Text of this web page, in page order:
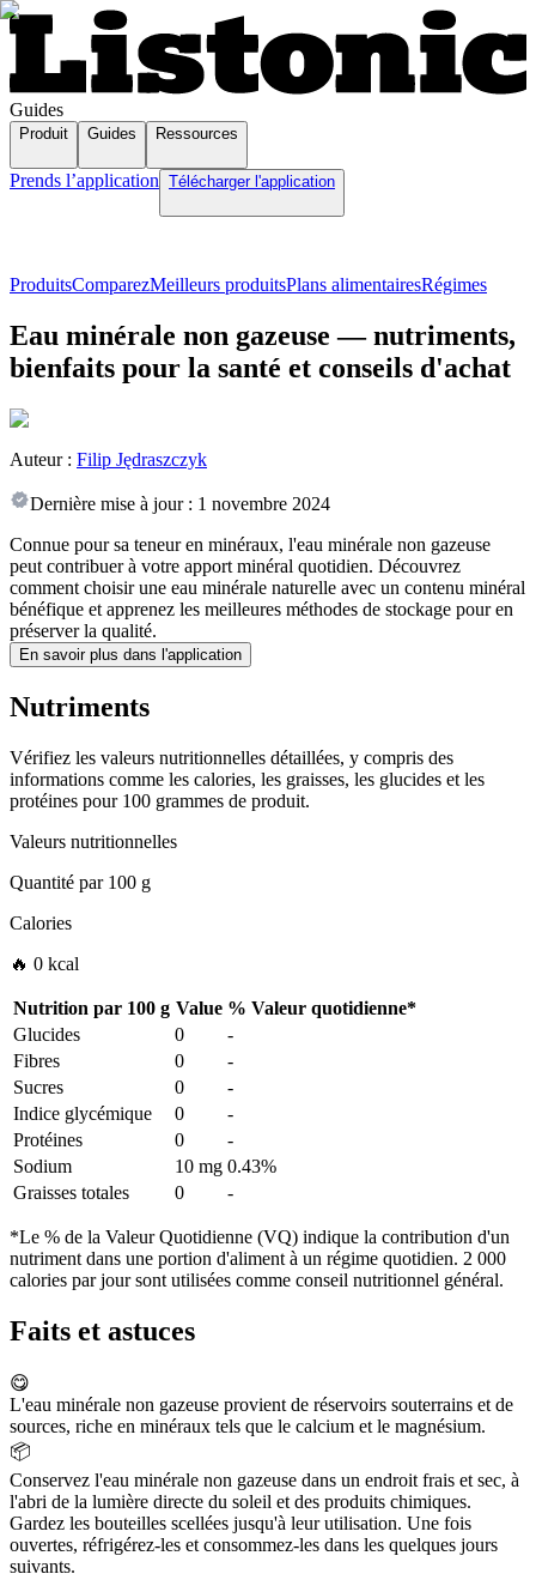
Guides
Produit Guides Ressources
Prends l’application Télécharger l'application
ProduitsComparezMeilleurs produitsPlans alimentairesRégimes
Eau minérale non gazeuse — nutriments,
bienfaits pour la santé et conseils d'achat
Auteur : Filip Jędraszczyk
Dernière mise à jour : 1 novembre 2024
Connue pour sa teneur en minéraux, l'eau minérale non gazeuse
peut contribuer à votre apport minéral quotidien. Découvrez
comment choisir une eau minérale naturelle avec un contenu minéral
bénéfique et apprenez les meilleures méthodes de stockage pour en
préserver la qualité.
En savoir plus dans l'application
Nutriments
Vérifiez les valeurs nutritionnelles détaillées, y compris des
informations comme les calories, les graisses, les glucides et les
protéines pour 100 grammes de produit.
Valeurs nutritionnelles
Quantité par100 g
Calories
🔥 0 kcal
Nutrition par 100 g Value % Valeur quotidienne*
Glucides
0
-
Fibres
0
-
Sucres
0
-
Indice glycémique
0
-
Protéines
0
-
Sodium
10 mg 0.43%
Graisses totales
0 -
*Le % de la Valeur Quotidienne (VQ) indique la contribution d'un
nutriment dans une portion d'aliment à un régime quotidien. 2 000
calories par jour sont utilisées comme conseil nutritionnel général.
Faits et astuces
😋
L'eau minérale non gazeuse provient de réservoirs souterrains et de
sources, riche en minéraux tels que le calcium et le magnésium.
📦
Conservez l'eau minérale non gazeuse dans un endroit frais et sec, à
l'abri de la lumière directe du soleil et des produits chimiques.
Gardez les bouteilles scellées jusqu'à leur utilisation. Une fois
ouvertes, réfrigérez-les et consommez-les dans les quelques jours
suivants.